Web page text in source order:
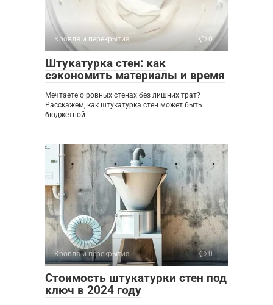
Кровля и перекрытия 0
Штукатурка стен: как
сэкономить материалы и время
Мечтаете о ровных стенах без лишних трат?
Расскажем, как штукатурка стен может быть
бюджетной
Кровля и перекрытия 0
Стоимость штукатурки стен под
ключ в 2024 году